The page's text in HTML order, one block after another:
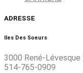
ADRESSE
Iles Des Soeurs
3000 René-Lévesque
514-765-0909